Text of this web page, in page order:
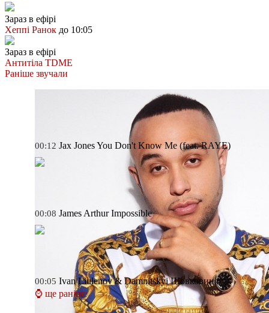
Зараз в ефірі
Хеппі Ранок до 10:05
Зараз в ефірі
Антитіла TDME
Раніше звучали
00:12 Jax JonesYou Don't Know Me (feat. RAYE)
00:08 James Arthur Impossible
00:05 Ivan Liulenov & Damnitskyi Шовковиця
⌚ ще раніше